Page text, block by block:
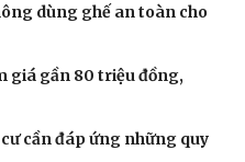
Đời sống
Blog
Tình yêu - Gia đình
dùng ghế an toàn cho
giá gần 80 triệu đồng,
cần đáp ứng những quy